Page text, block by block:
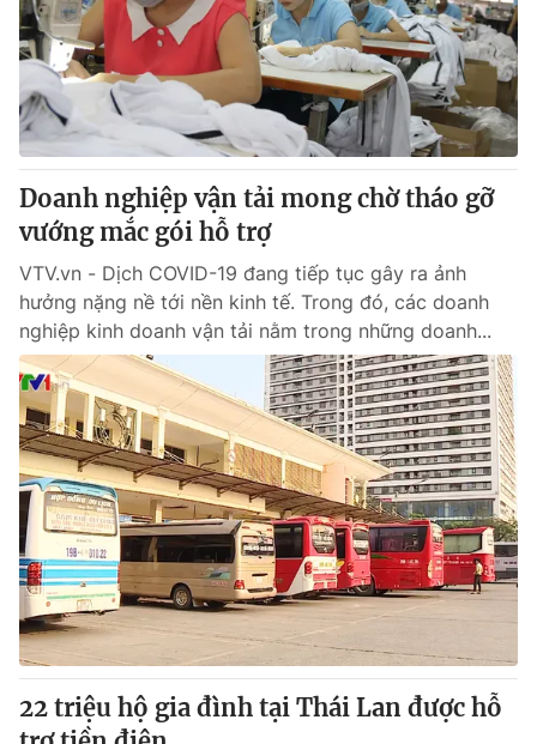
Doanh nghiệp vận tải mong chờ tháo gỡ
vướng mắc gói hỗ trợ
VTV.vn - Dịch COVID-19 đang tiếp tục gây ra ảnh
hưởng nặng nề tới nền kinh tế. Trong đó, các doanh
nghiệp kinh doanh vận tải nằm trong những doanh...
22 triệu hộ gia đình tại Thái Lan được hỗ